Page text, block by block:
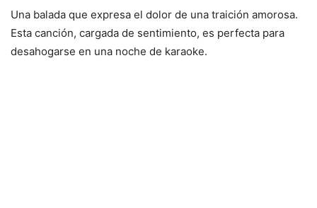
Una balada que expresa el dolor de una traición amorosa.
Esta canción, cargada de sentimiento, es perfecta para
desahogarse en una noche de karaoke.